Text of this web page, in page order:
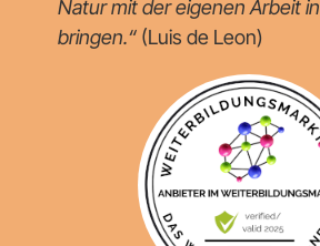
Natur mit der eigenen Arbeit
bringen.“ (Luis de Leon)